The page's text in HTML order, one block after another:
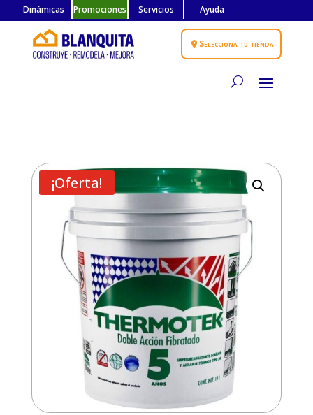
Dinámicas Promociones Servicios Ayuda
Selecciona tu tienda
¡Oferta!